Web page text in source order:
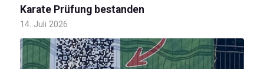
Karate Prüfung bestanden
14. Juli 2026